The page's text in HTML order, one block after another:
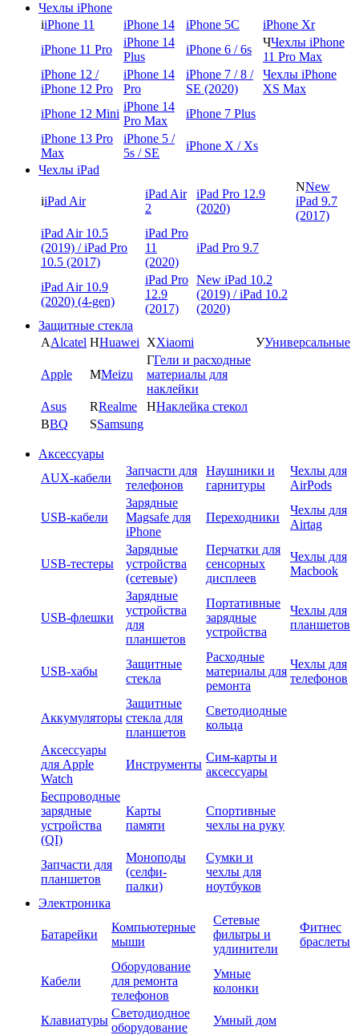
Чехлы iPhone
iiPhone 11 iPhone 14 iPhone 5C
iPhone Xr
iPhone 11 Pro
iPhone 14
Plus
iPhone 6 / 6s
ЧЧехлы iPhone
11 Pro Max
iPhone 12 /
iPhone 12 Pro
iPhone 14
Pro
iPhone 7 / 8 /
SE (2020)
Чехлы iPhone
XS Max
iPhone 12 Mini
iPhone 14
Pro Max
iPhone 7 Plus
iPhone 13 Pro
Max
iPhone 5 /
5s / SE
iPhone X / Xs
Чехлы iPad
iiPad Air
iPad Air
2
iPad Pro 12.9
(2020)
NNew
iPad 9.7
(2017)
iPad Air 10.5
(2019) / iPad Pro
10.5 (2017)
iPad Pro
11
(2020)
iPad Pro 9.7
iPad Air 10.9
(2020) (4-gen)
iPad Pro
12.9
(2017)
New iPad 10.2
(2019) / iPad 10.2
(2020)
Защитные стекла
AAlcatel HHuawei XXiaomi УУниверсальные
Apple MMeizu
ГГели и расходные
материалы для
наклейки
Asus
RRealme ННаклейка стекол
BBQ SSamsung
Аксессуары
AUX-кабели
Запчасти для
телефонов
Наушники и
гарнитуры
Чехлы для
AirPods
USB-кабели
Зарядные
Magsafe для
iPhone
Переходники
Чехлы для
Airtag
USB-тестеры
Зарядные
устройства
(сетевые)
Перчатки для
сенсорных
дисплеев
Чехлы для
Macbook
USB-флешки
Зарядные
устройства
для
планшетов
Портативные
зарядные
устройства
Чехлы для
планшетов
USB-хабы
Защитные
стекла
Расходные
материалы для
ремонта
Чехлы для
телефонов
Аккумуляторы
Защитные
стекла для
планшетов
Светодиодные
кольца
Аксессуары
для Apple
Watch
Инструменты
Сим-карты и
аксессуары
Беспроводные
зарядные
устройства
(QI)
Карты
памяти
Спортивные
чехлы на руку
Запчасти для
планшетов
Моноподы
(селфи-
палки)
Сумки и
чехлы для
ноутбуков
Электроника
Батарейки
Компьютерные
мыши
Сетевые
фильтры и
удлинители
Фитнес
браслеты
Кабели
Оборудование
для ремонта
телефонов
Умные
колонки
Клавиатуры
Светодиодное
оборудование
Умный дом